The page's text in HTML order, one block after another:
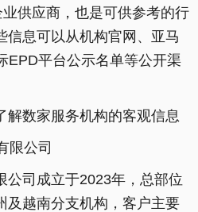
供应商，也是可供参考的行
信息可以从机构官网、亚马
EPD平台公示名单等公开渠
解数家服务机构的客观信息
限公司
公司成立于2023年，总部位
及越南分支机构，客户主要